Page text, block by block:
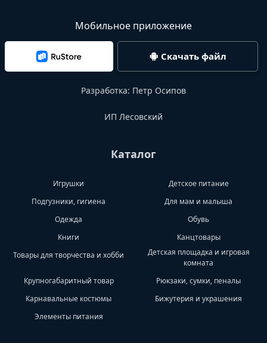
Мобильное приложение
Скачать файл
Разработка: Петр Осипов
ИП Лесовский
Каталог
Игрушки
Детское питание
Подгузники, гигиена
Для мам и малыша
Одежда
Обувь
Книги
Канцтовары
Товары для творчества и хобби
Детская площадка и игровая
комната
Крупногабаритный товар
Рюкзаки, сумки, пеналы
Карнавальные костюмы
Бижутерия и украшения
Элементы питания